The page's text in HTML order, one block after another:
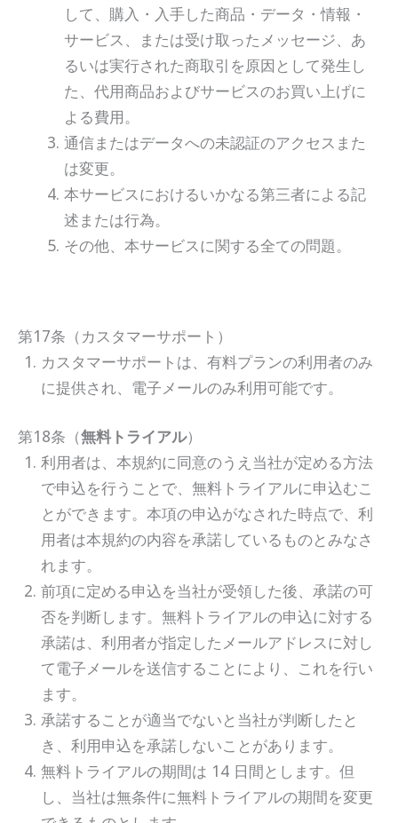
して、購入・入手した商品・データ・情報・
サービス、または受け取ったメッセージ、あ
るいは実行された商取引を原因として発生し
た、代用商品およびサービスのお買い上げに
よる費用。
通信またはデータへの未認証のアクセスまた
は変更。
本サービスにおけるいかなる第三者による記
述または行為。
その他、本サービスに関する全ての問題。
第17条（カスタマーサポート）
カスタマーサポートは、有料プランの利用者のみ
に提供され、電子メールのみ利用可能です。
第18条（無料トライアル）
利用者は、本規約に同意のうえ当社が定める方法
で申込を行うことで、無料トライアルに申込むこ
とができます。本項の申込がなされた時点で、利
用者は本規約の内容を承諾しているものとみなさ
れます。
前項に定める申込を当社が受領した後、承諾の可
否を判断します。無料トライアルの申込に対する
承諾は、利用者が指定したメールアドレスに対し
て電子メールを送信することにより、これを行い
ます。
承諾することが適当でないと当社が判断したと
き、利用申込を承諾しないことがあります。
無料トライアルの期間は 14 日間とします。但
し、当社は無条件に無料トライアルの期間を変更